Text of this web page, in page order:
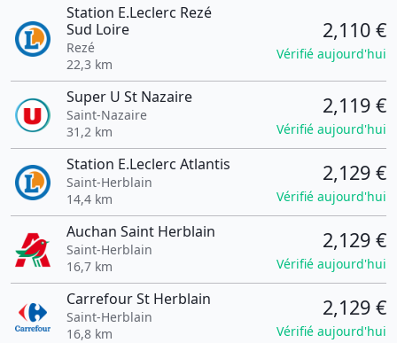
Station E.Leclerc Rezé
Sud Loire
Rezé
22,3 km
2,110 €
Vérifié aujourd'hui
Super U St Nazaire
Saint-Nazaire
31,2 km
2,119 €
Vérifié aujourd'hui
Station E.Leclerc Atlantis
Saint-Herblain
14,4 km
2,129 €
Vérifié aujourd'hui
Auchan Saint Herblain
Saint-Herblain
16,7 km
2,129 €
Vérifié aujourd'hui
Carrefour St Herblain
Saint-Herblain
16,8 km
2,129 €
Vérifié aujourd'hui